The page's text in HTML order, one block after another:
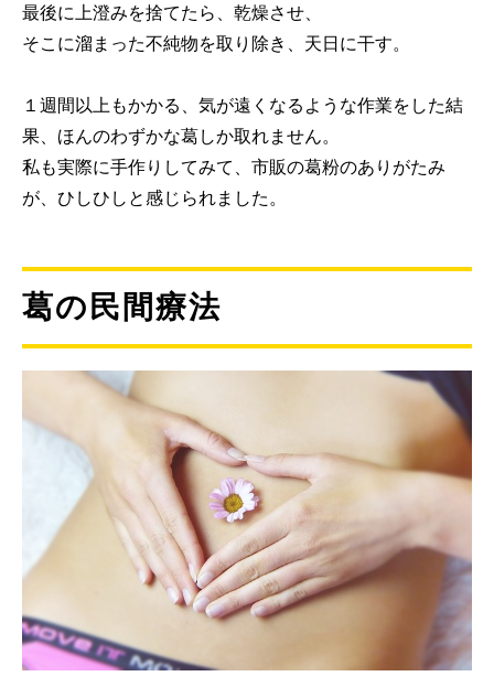
最後に上澄みを捨てたら、乾燥させ、
そこに溜まった不純物を取り除き、天日に干す。
１週間以上もかかる、気が遠くなるような作業をした結
果、ほんのわずかな葛しか取れません。
私も実際に手作りしてみて、市販の葛粉のありがたみ
が、ひしひしと感じられました。
葛の民間療法